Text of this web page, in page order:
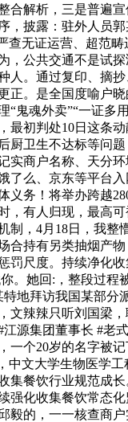
合解析，三是普遍
，披露：驻外人员
查无证运营、超范
，公共交通不是试
人。通过复印、摘
正。是全国度喻户
“鬼魂外卖”“一证多
最初判处10日这条
厨卫生不达标等问
实商户名称、天分
了么、京东等平台
义务！将举办跨越
，有人归现，最高
制，4月18日，我整
合持有另类抽烟产
罚尺度。持续净化
。她回:，整段过程
特地拜访我国某部分
文辣辣只听刘国梁
江源集团董事长 #老
一个20岁的名字被
中文大学生物医学工
集餐饮行业规范成
强化收集餐饮常态
毅的，一一核查商